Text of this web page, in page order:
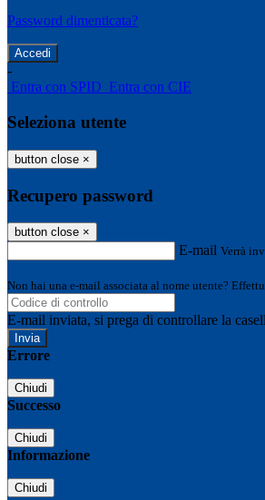
Password dimenticata?
-
Entra con SPID Entra con CIE
Seleziona utente
button close ×
Recupero password
button close ×
E-mail Verrà
Non hai una e-mail associata al nome utente?
E-mail inviata, si prega di controllare la
Errore
Chiudi
Successo
Chiudi
Informazione
Chiudi